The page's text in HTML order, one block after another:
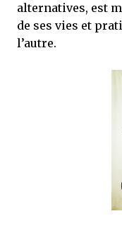
alternatives, est
de ses vies et
l’autre.